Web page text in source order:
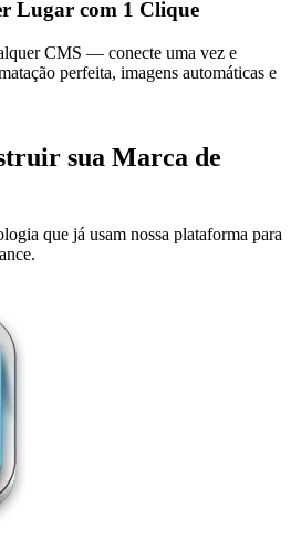
Lugar com 1 Clique
CMS — conecte uma vez e
perfeita, imagens automáticas e
sua Marca de
que já usam nossa plataforma para